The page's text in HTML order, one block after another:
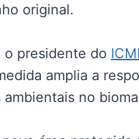
original.
o presidente do
amplia a
ambientais no